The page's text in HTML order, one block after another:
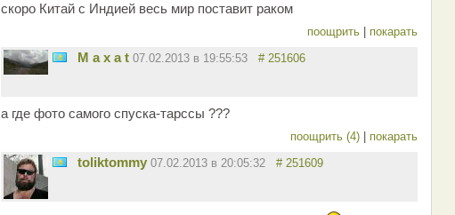
скоро Китай с Индией весь мир поставит раком
поощрить покарать
M a x a t 07.02.2013 в 19:55:53 # 251606
а где фото самого спуска-тарссы ???
поощрить (4) покарать
toliktommy 07.02.2013 в 20:05:32 # 251609